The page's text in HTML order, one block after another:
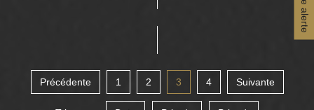
Précédente 1 2 3 4 Suivante